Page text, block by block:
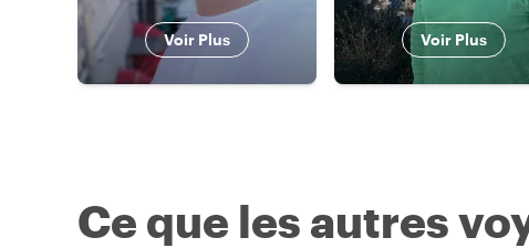
Voir Plus Voir Plus
Ce que les autres